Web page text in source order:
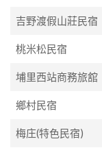
吉野渡假山莊民宿
桃米松民宿
埔里西站商務旅舘
鄉村民宿
梅庄(特色民宿)